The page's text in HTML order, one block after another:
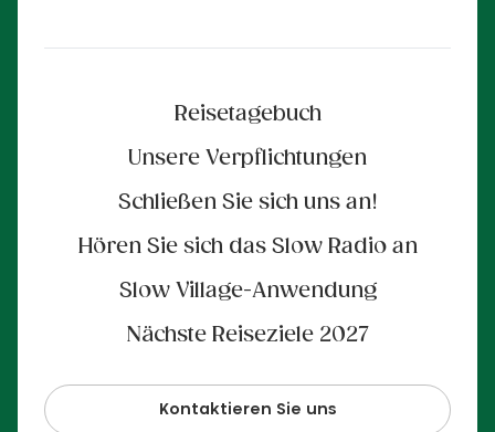
Reisetagebuch
Unsere Verpflichtungen
Schließen Sie sich uns an!
Hören Sie sich das Slow Radio an
Slow Village-Anwendung
Nächste Reiseziele 2027
Kontaktieren Sie uns